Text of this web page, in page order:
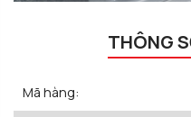
THÔNG
Mã hàng: